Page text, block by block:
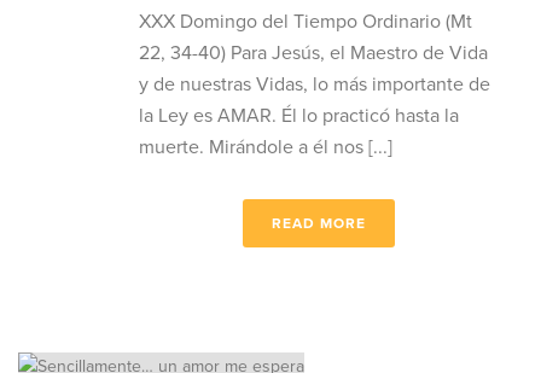
XXX Domingo del Tiempo Ordinario (Mt
22, 34-40) Para Jesús, el Maestro de Vida
y de nuestras Vidas, lo más importante de
la Ley es AMAR. Él lo practicó hasta la
muerte. Mirándole a él nos [...]
READ MORE